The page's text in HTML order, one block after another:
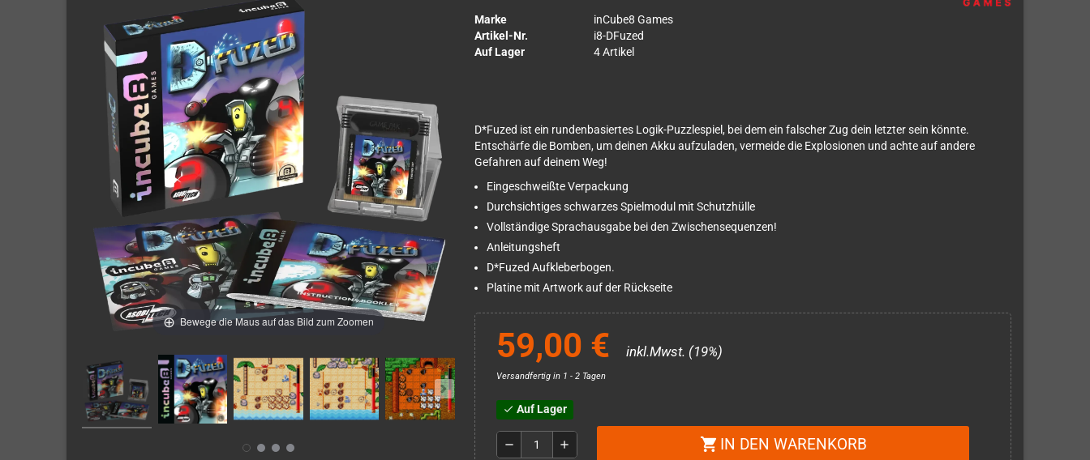
Bewege die Maus auf das Bild zum Zoomen
Marke
inCube8 Games
Artikel-Nr.
i8-DFuzed
Auf Lager
4 Artikel
D*Fuzed ist ein rundenbasiertes Logik-Puzzlespiel, bei dem ein falscher Zug dein letzter sein könnte.
Entschärfe die Bomben, um deinen Akku aufzuladen, vermeide die Explosionen und achte auf andere
Gefahren auf deinem Weg!
Eingeschweißte Verpackung
Durchsichtiges schwarzes Spielmodul mit Schutzhülle
Vollständige Sprachausgabe bei den Zwischensequenzen!
Anleitungsheft
D*Fuzed Aufkleberbogen.
Platine mit Artwork auf der Rückseite
59,00 € inkl.Mwst. (19%)
Versandfertig in 1 - 2 Tagen
check Auf Lager
remove add shopping_cart IN DEN WARENKORB